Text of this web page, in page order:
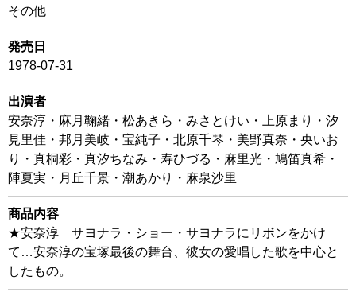
その他
発売日
1978-07-31
出演者
安奈淳・麻月鞠緒・松あきら・みさとけい・上原まり・汐
見里佳・邦月美岐・宝純子・北原千琴・美野真奈・央いお
り・真桐彩・真汐ちなみ・寿ひづる・麻里光・鳩笛真希・
陣夏実・月丘千景・潮あかり・麻泉沙里
商品内容
★安奈淳 サヨナラ・ショー・サヨナラにリボンをかけ
て…安奈淳の宝塚最後の舞台、彼女の愛唱した歌を中心と
したもの。